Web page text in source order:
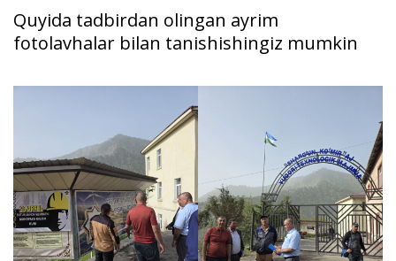
Quyida tadbirdan olingan ayrim
fotolavhalar bilan tanishishingiz mumkin